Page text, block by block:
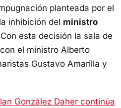
planteada por el
inhibición del ministro
esta decisión la sala de
el ministro Alberto
Gustavo Amarilla y
González Daher continúa